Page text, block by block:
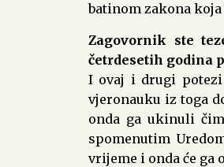
batinom zakona
Zagovornik ste
četrdesetih godina
I ovaj i drugi potezi
vjeronauku iz toga
onda ga ukinuli
spomenutim
vrijeme i onda će ga